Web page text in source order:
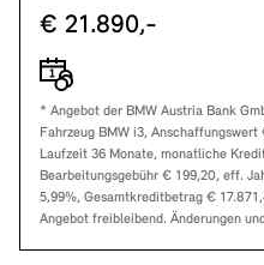
€ 21.890,-
* Angebot der BMW Austria Bank
Fahrzeug BMW i3,
Laufzeit 36 Monate, monatliche
Bearbeitungsgebühr € 199,20, eff.
5,99%, Gesamtkreditbetrag €
Angebot freibleibend. Änderungen